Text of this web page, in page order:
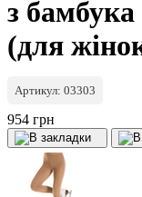
з
(для
Артикул: 03303
954 грн